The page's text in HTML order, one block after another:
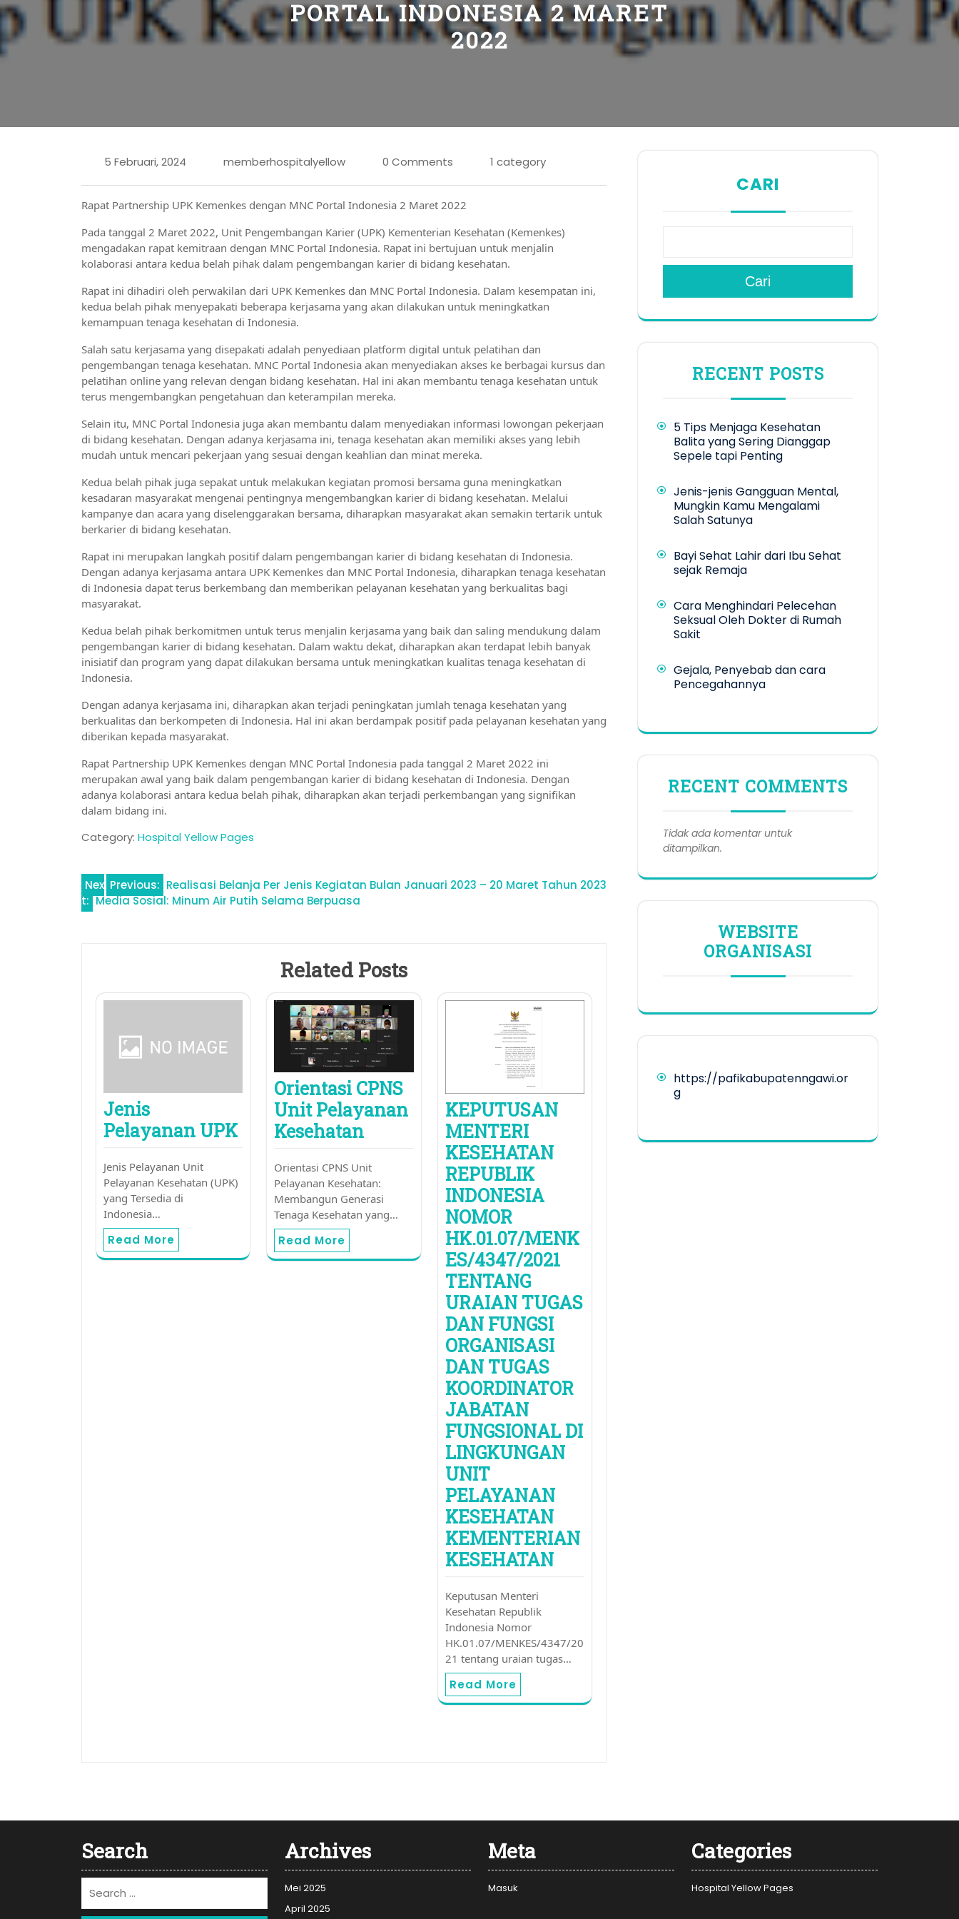
PORTAL INDONESIA 2 MARET
2022
5 Februari, 2024 memberhospitalyellow 0 Comments 1 category
Rapat Partnership UPK Kemenkes dengan MNC Portal Indonesia 2 Maret 2022
Pada tanggal 2 Maret 2022, Unit Pengembangan Karier (UPK) Kementerian Kesehatan (Kemenkes)
mengadakan rapat kemitraan dengan MNC Portal Indonesia. Rapat ini bertujuan untuk menjalin
kolaborasi antara kedua belah pihak dalam pengembangan karier di bidang kesehatan.
Rapat ini dihadiri oleh perwakilan dari UPK Kemenkes dan MNC Portal Indonesia. Dalam kesempatan ini,
kedua belah pihak menyepakati beberapa kerjasama yang akan dilakukan untuk meningkatkan
kemampuan tenaga kesehatan di Indonesia.
Salah satu kerjasama yang disepakati adalah penyediaan platform digital untuk pelatihan dan
pengembangan tenaga kesehatan. MNC Portal Indonesia akan menyediakan akses ke berbagai kursus dan
pelatihan online yang relevan dengan bidang kesehatan. Hal ini akan membantu tenaga kesehatan untuk
terus mengembangkan pengetahuan dan keterampilan mereka.
Selain itu, MNC Portal Indonesia juga akan membantu dalam menyediakan informasi lowongan pekerjaan
di bidang kesehatan. Dengan adanya kerjasama ini, tenaga kesehatan akan memiliki akses yang lebih
mudah untuk mencari pekerjaan yang sesuai dengan keahlian dan minat mereka.
Kedua belah pihak juga sepakat untuk melakukan kegiatan promosi bersama guna meningkatkan
kesadaran masyarakat mengenai pentingnya mengembangkan karier di bidang kesehatan. Melalui
kampanye dan acara yang diselenggarakan bersama, diharapkan masyarakat akan semakin tertarik untuk
berkarier di bidang kesehatan.
Rapat ini merupakan langkah positif dalam pengembangan karier di bidang kesehatan di Indonesia.
Dengan adanya kerjasama antara UPK Kemenkes dan MNC Portal Indonesia, diharapkan tenaga kesehatan
di Indonesia dapat terus berkembang dan memberikan pelayanan kesehatan yang berkualitas bagi
masyarakat.
Kedua belah pihak berkomitmen untuk terus menjalin kerjasama yang baik dan saling mendukung dalam
pengembangan karier di bidang kesehatan. Dalam waktu dekat, diharapkan akan terdapat lebih banyak
inisiatif dan program yang dapat dilakukan bersama untuk meningkatkan kualitas tenaga kesehatan di
Indonesia.
Dengan adanya kerjasama ini, diharapkan akan terjadi peningkatan jumlah tenaga kesehatan yang
berkualitas dan berkompeten di Indonesia. Hal ini akan berdampak positif pada pelayanan kesehatan yang
diberikan kepada masyarakat.
Rapat Partnership UPK Kemenkes dengan MNC Portal Indonesia pada tanggal 2 Maret 2022 ini
merupakan awal yang baik dalam pengembangan karier di bidang kesehatan di Indonesia. Dengan
adanya kolaborasi antara kedua belah pihak, diharapkan akan terjadi perkembangan yang signifikan
dalam bidang ini.
Category: Hospital Yellow Pages
Navigasi
pos
Previous: Realisasi Belanja Per Jenis Kegiatan Bulan Januari 2023 – 20 Maret Tahun 2023
Nex
t: Media Sosial: Minum Air Putih Selama Berpuasa
Related Posts
Jenis
Pelayanan UPK
Jenis Pelayanan Unit
Pelayanan Kesehatan (UPK)
yang Tersedia di
Indonesia…
Read More
Orientasi CPNS
Unit Pelayanan
Kesehatan
Orientasi CPNS Unit
Pelayanan Kesehatan:
Membangun Generasi
Tenaga Kesehatan yang…
Read More
KEPUTUSAN
MENTERI
KESEHATAN
REPUBLIK
INDONESIA
NOMOR
HK.01.07/MENK
ES/4347/2021
TENTANG
URAIAN TUGAS
DAN FUNGSI
ORGANISASI
DAN TUGAS
KOORDINATOR
JABATAN
FUNGSIONAL DI
LINGKUNGAN
UNIT
PELAYANAN
KESEHATAN
KEMENTERIAN
KESEHATAN
Keputusan Menteri
Kesehatan Republik
Indonesia Nomor
HK.01.07/MENKES/4347/20
21 tentang uraian tugas…
Read More
CARI
Cari
RECENT POSTS
5 Tips Menjaga Kesehatan
Balita yang Sering Dianggap
Sepele tapi Penting
Jenis-jenis Gangguan Mental,
Mungkin Kamu Mengalami
Salah Satunya
Bayi Sehat Lahir dari Ibu Sehat
sejak Remaja
Cara Menghindari Pelecehan
Seksual Oleh Dokter di Rumah
Sakit
Gejala, Penyebab dan cara
Pencegahannya
RECENT COMMENTS
Tidak ada komentar untuk
ditampilkan.
WEBSITE
ORGANISASI
https://pafikabupatenngawi.or
g
Search Archives
Mei 2025
April 2025
Meta
Masuk
Categories
Hospital Yellow Pages